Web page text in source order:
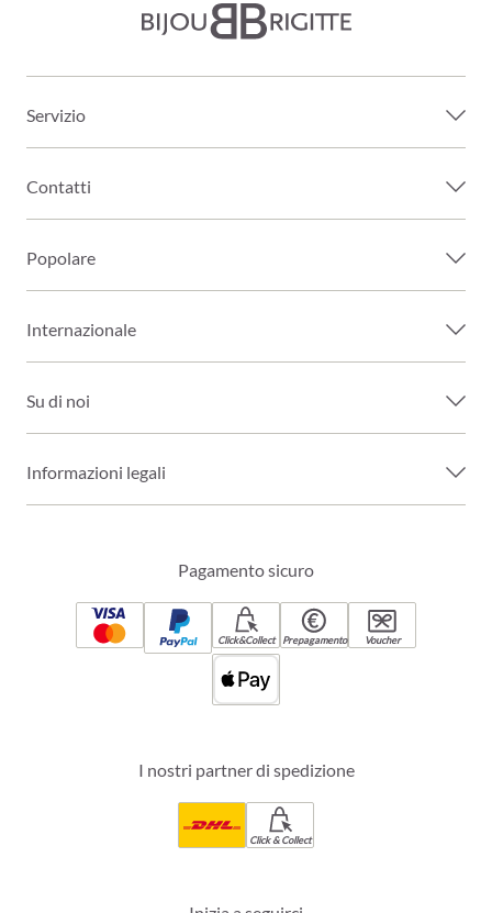
Servizio
Contatti
Popolare
Internazionale
Su di noi
Informazioni legali
Pagamento sicuro
Click&Collect Prepagamento Voucher
I nostri partner di spedizione
Click & Collect